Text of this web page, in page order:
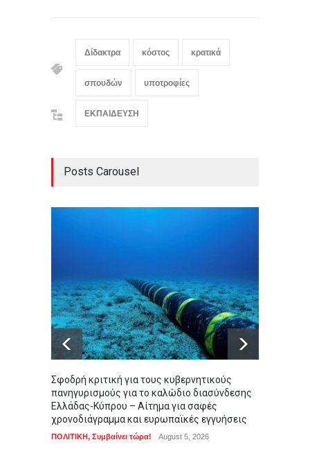
Δίδακτρα κόστος κρατικά
σπουδών υποτροφίες
ΕΚΠΑΙΔΕΥΣΗ
Posts Carousel
Σφοδρή κριτική για τους κυβερνητικούς
πανηγυρισμούς για το καλώδιο διασύνδεσης
Ελλάδας-Κύπρου – Αίτημα για σαφές
χρονοδιάγραμμα και ευρωπαϊκές εγγυήσεις
ΠΟΛΙΤΙΚΗ, Συμβαίνει τώρα! August 5, 2026